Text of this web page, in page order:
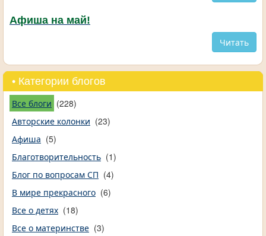
Афиша на май!
Читать
• Категории блогов
Все блоги (228)
Авторские колонки (23)
Афиша (5)
Благотворительность (1)
Блог по вопросам СП (4)
В мире прекрасного (6)
Все о детях (18)
Все о материнстве (3)